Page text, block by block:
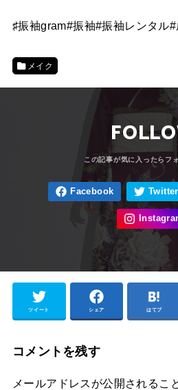
♯振袖gram#振袖#振袖レンタル
メイク
ツイート シェア はてブ
コメントを残す
メールアドレスが公開されるこ